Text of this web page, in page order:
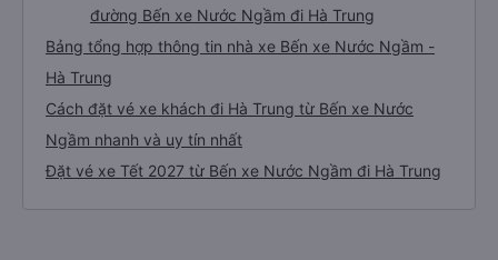
đường Bến xe Nước Ngầm đi Hà Trung
Bảng tổng hợp thông tin nhà xe Bến xe Nước Ngầm -
Hà Trung
Cách đặt vé xe khách đi Hà Trung từ Bến xe Nước
Ngầm nhanh và uy tín nhất
Đặt vé xe Tết 2027 từ Bến xe Nước Ngầm đi Hà Trung